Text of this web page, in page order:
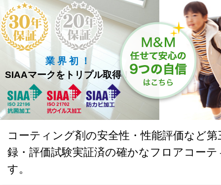
業 界 初 ！
SIAAマークをトリプル取得！
コーティング剤の安全性・性能評価など
録・評価試験実証済の確かなフロアコー
す。